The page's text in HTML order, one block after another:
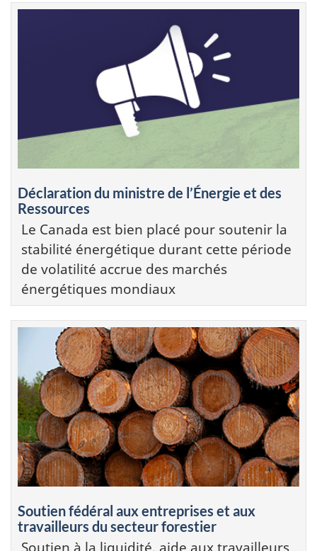
Déclaration du ministre de l’Énergie et des
Ressources
Le Canada est bien placé pour soutenir la
stabilité énergétique durant cette période
de volatilité accrue des marchés
énergétiques mondiaux
Soutien fédéral aux entreprises et aux
travailleurs du secteur forestier
Soutien à la liquidité, aide aux travailleurs